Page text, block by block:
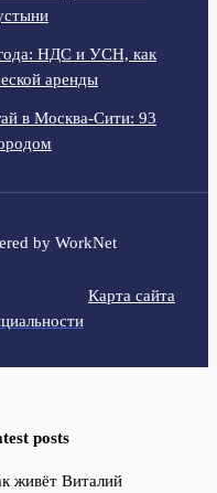
НДС и УСН, как
аренды
в Москва-Сити: 93
by WorkNet
Карта сайта
posts
живёт Виталий